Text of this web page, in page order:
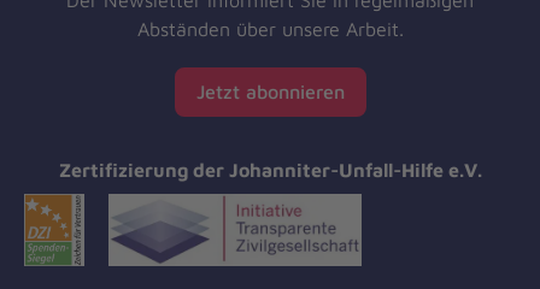
Abständen über unsere Arbeit.
Jetzt abonnieren
Zertifizierung der Johanniter-Unfall-Hilfe e.V.